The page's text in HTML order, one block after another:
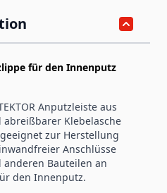
für den Innenputz
Anputzleiste aus
abreißbarer Klebelasche
zur Herstellung
Anschlüsse
anderen Bauteilen an
den Innenputz.